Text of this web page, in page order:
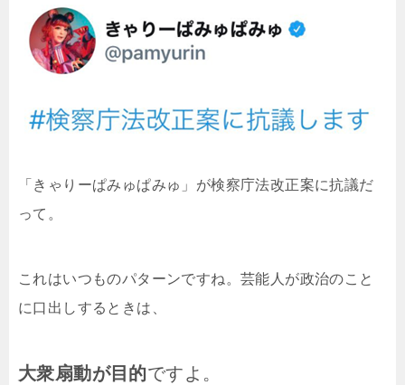
「きゃりーぱみゅぱみゅ」が検察庁法改正案に抗議だ
って。
これはいつものパターンですね。芸能人が政治のこと
に口出しするときは、
大衆扇動が目的ですよ。